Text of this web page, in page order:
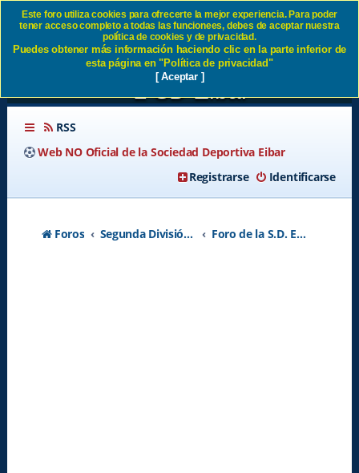
EQUIPACIONES
TEMPORADA 26-27 - Página
2 SD Eibar
RSS
Web NO Oficial de la Sociedad Deportiva Eibar
Identificarse
Registrarse
Foros Segunda División A - Temporada 2026-2027 Foro de la S.D. Eibar
Este foro utiliza cookies para ofrecerte la mejor experiencia. Para poder
tener acceso completo a todas las funcionees, debes de aceptar nuestra
política de cookies y de privacidad.
Puedes obtener más información haciendo clic en la parte inferior de
esta página en "Política de privacidad"
[ Aceptar ]